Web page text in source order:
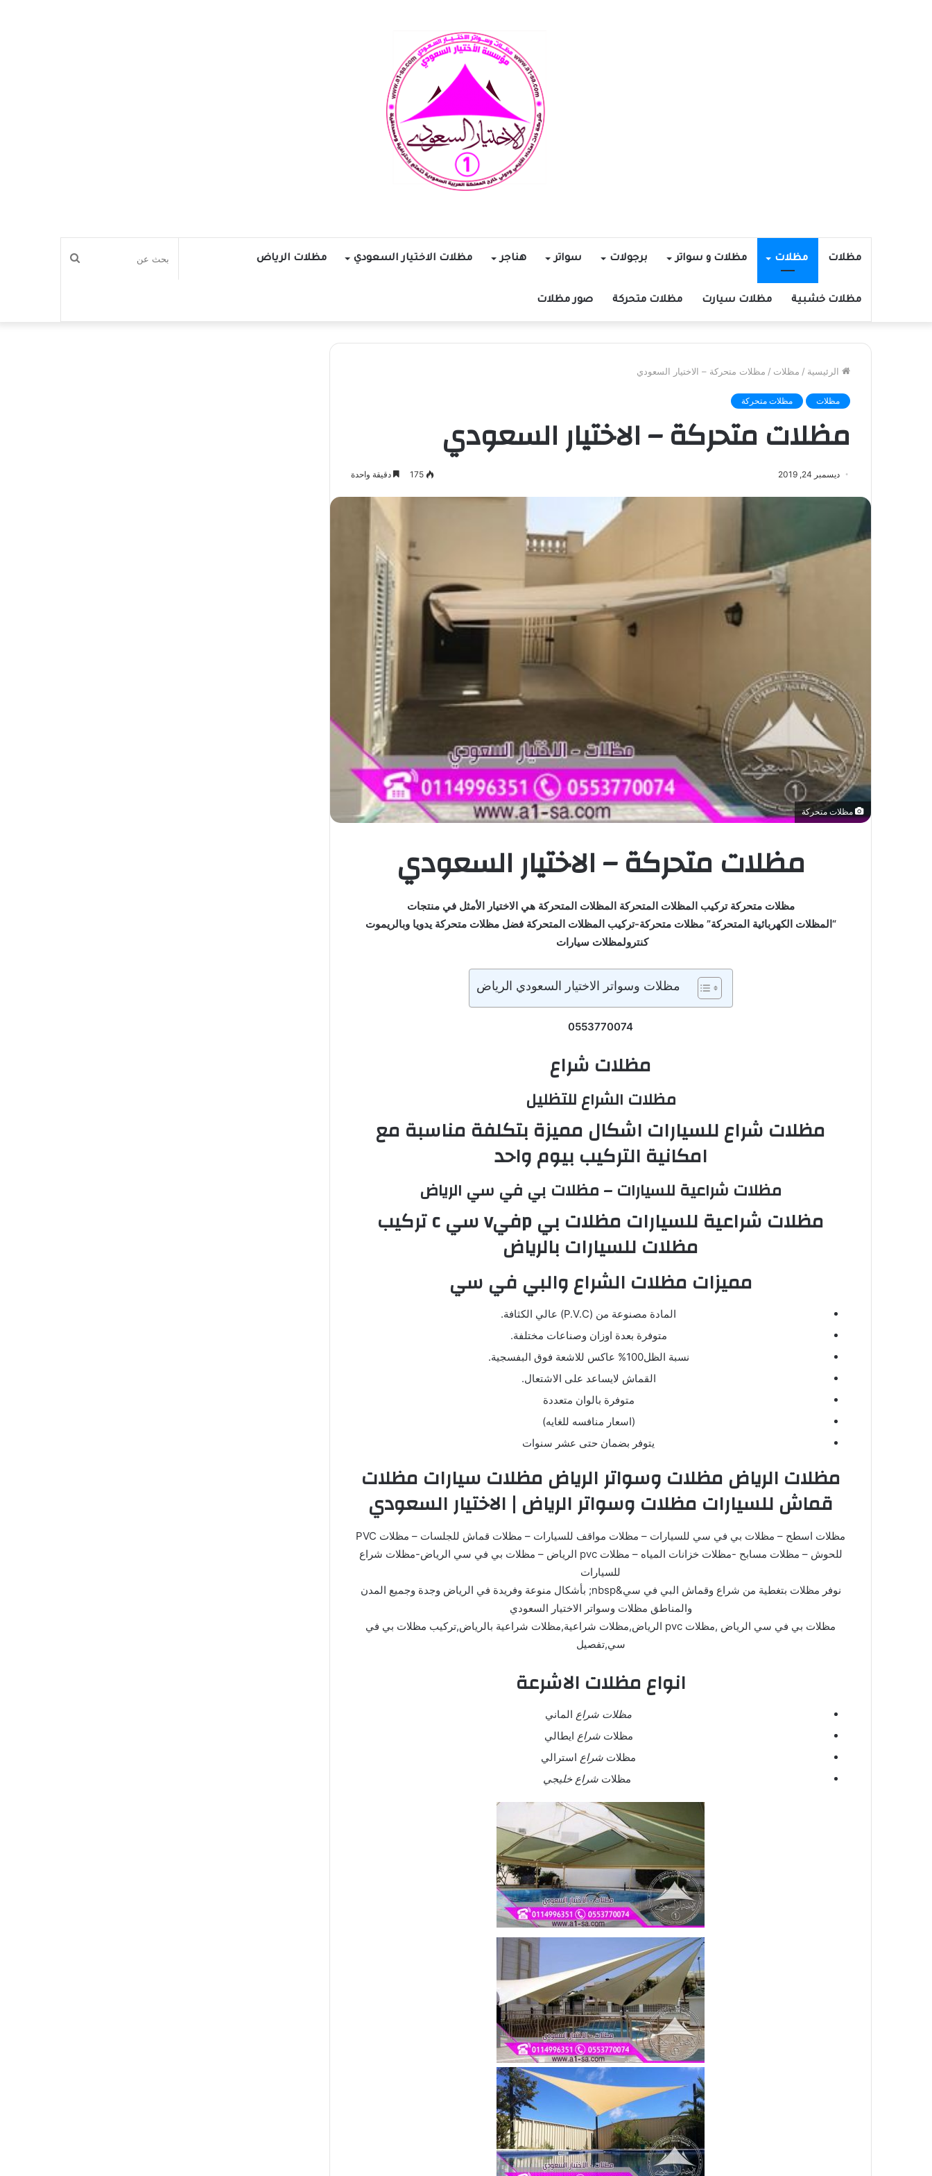
مظلات مظلات مظلات و سواتر برجولات سواتر هناجر مظلات الاختيار السعودي مظلات الرياض
مظلات خشبية مظلات سيارت مظلات متحركة صور مظلات
بحث
الرئيسية / مظلات / مظلات متحركة – الاختيار السعودي
مظلات مظلات متحركة
مظلات متحركة – الاختيار السعودي
ديسمبر 24, 2019 175 دقيقة واحدة
مظلات متحركة
مظلات متحركة – الاختيار السعودي
مظلات متحركة تركيب المظلات المتحركة المظلات المتحركة هي الاختيار الأمثل في منتجات
“المظلات الكهربائية المتحركة” مظلات متحركة-تركيب المظلات المتحركة فضل مظلات متحركة يدويا وبالريموت
كنترولمظلات سيارات
مظلات وسواتر الاختيار السعودي الرياض
0553770074
مظلات شراع
مظلات الشراع للتظليل
مظلات شراعللسيارات اشكال مميزة بتكلفة مناسبة مع
امكانية التركيب بيوم واحد
مظلات شراعية للسيارات – مظلات بي في سي الرياض
مظلات شراعية للسيارات مظلات بي pفيv سي c تركيب
مظلات للسيارات بالرياض
مميزات مظلات الشراع والبي في سي
المادة مصنوعة من (P.V.C) عالي الكثافة.
متوفرة بعدة اوزان وصناعات مختلفة.
نسبة الظل100% عاكس للاشعة فوق البفسجية.
القماش لايساعد على الاشتعال.
متوفرة بالوان متعددة
(اسعار منافسه للغايه)
يتوفر بضمان حتى عشر سنوات
مظلات الرياض مظلات وسواتر الرياض مظلات سيارات مظلات
قماش للسيارات مظلات وسواتر الرياض | الاختيار السعودي
مظلات اسطح – مظلات بي في سي للسيارات – مظلات مواقف للسيارات – مظلات قماش للجلسات – مظلات PVC
للحوش – مظلات مسابح -مظلات خزانات المياه – مظلات pvc الرياض – مظلات بي في سي الرياض-مظلات شراع
للسيارات
نوفر مظلات بتغطية من شراع وقماش البي في سي&nbsp; بأشكال منوعة وفريدة في الرياض وجدة وجميع المدن
والمناطق مظلات وسواتر الاختيار السعودي
مظلات بي في سي الرياض ,مظلات pvc الرياض,مظلات شراعية,مظلات شراعية بالرياض,تركيب مظلات بي في
سي,تفصيل
انواع مظلات الاشرعة
مظلات شراع الماني
مظلاتشراع ايطالي
مظلات شراع استرالي
مظلات شراع خليجي